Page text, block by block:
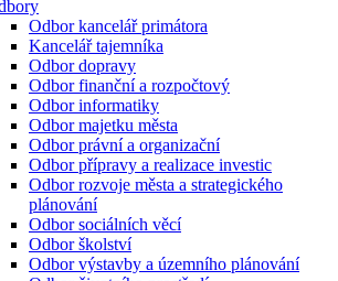
Odbor kancelář primátora
Kancelář tajemníka
Odbor dopravy
Odbor finanční a rozpočtový
Odbor informatiky
Odbor majetku města
Odbor právní a organizační
Odbor přípravy a realizace investic
Odbor rozvoje města a strategického
plánování
Odbor sociálních věcí
Odbor školství
Odbor výstavby a územního plánování